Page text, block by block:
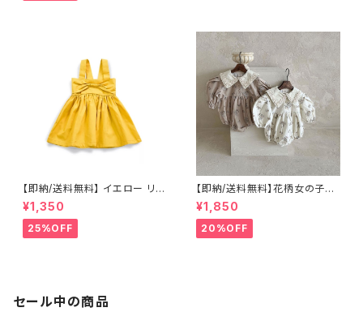
【即納/送料無料】 イエロー リボ
ン付き ワンピース 女の子ワン
ピース 子供ワンピース 海外
子供服 韓国子供服
¥1,350
25%OFF
【即納/送料無料】花柄女の子ロ
ンパースベビーロンパースハー
フバースデー 百日祝いコーデ
セット 女の子長袖ロンパー
ス 韓国子供服708090㎝
¥1,850
20%OFF
セール中の商品